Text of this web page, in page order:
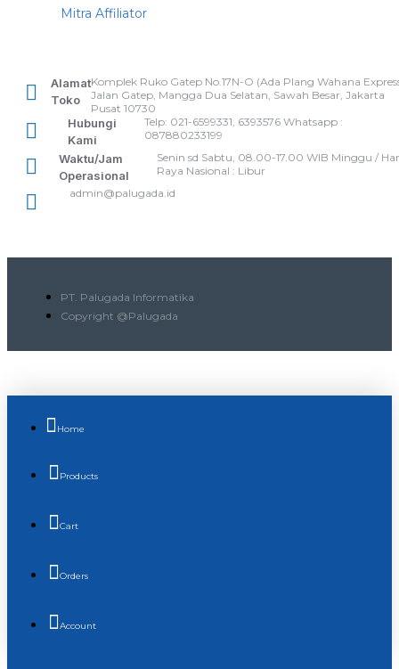
Mitra Affiliator
Alamat
Toko
Komplek Ruko Gatep No.17N-O (Ada Plang Wahana
Jalan Gatep, Mangga Dua Selatan, Sawah Besar, Jakarta
Pusat 10730
Hubungi
Kami
Telp: 021-6599331, 6393576 Whatsapp :
087880233199
Waktu/Jam
Operasional
Senin sd Sabtu, 08.00-17.00 WIB Minggu /
Raya Nasional : Libur
admin@palugada.id
PT. Palugada Informatika
Copyright @Palugada
Home
Products
Cart
Orders
Account